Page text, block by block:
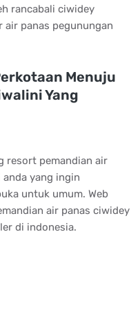
rancabali ciwidey
air panas pegunungan
Menuju
Yang
resort pemandian air
yang ingin
untuk umum. Web
air panas ciwidey
di indonesia.